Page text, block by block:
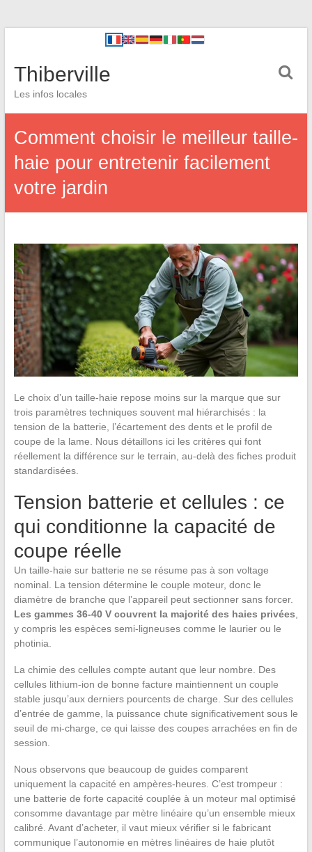
Thiberville
Les infos locales
Comment choisir le meilleur taille-
haie pour entretenir facilement
votre jardin
Le choix d’un taille-haie repose moins sur la marque que sur
trois paramètres techniques souvent mal hiérarchisés : la
tension de la batterie, l’écartement des dents et le profil de
coupe de la lame. Nous détaillons ici les critères qui font
réellement la différence sur le terrain, au-delà des fiches produit
standardisées.
Tension batterie et cellules : ce
qui conditionne la capacité de
coupe réelle
Un taille-haie sur batterie ne se résume pas à son voltage
nominal. La tension détermine le couple moteur, donc le
diamètre de branche que l’appareil peut sectionner sans forcer.
Les gammes 36-40 V couvrent la majorité des haies privées
y compris les espèces semi-ligneuses comme le laurier ou le
photinia.
La chimie des cellules compte autant que leur nombre. Des
cellules lithium-ion de bonne facture maintiennent un couple
stable jusqu’aux derniers pourcents de charge. Sur des cellules
d’entrée de gamme, la puissance chute significativement sous le
seuil de mi-charge, ce qui laisse des coupes arrachées en fin de
session.
Nous observons que beaucoup de guides comparent
uniquement la capacité en ampères-heures. C’est trompeur :
une batterie de forte capacité couplée à un moteur mal optimisé
consomme davantage par mètre linéaire qu’un ensemble mieux
calibré. Avant d’acheter, il vaut mieux vérifier si le fabricant
communique l’autonomie en mètres linéaires de haie plutôt